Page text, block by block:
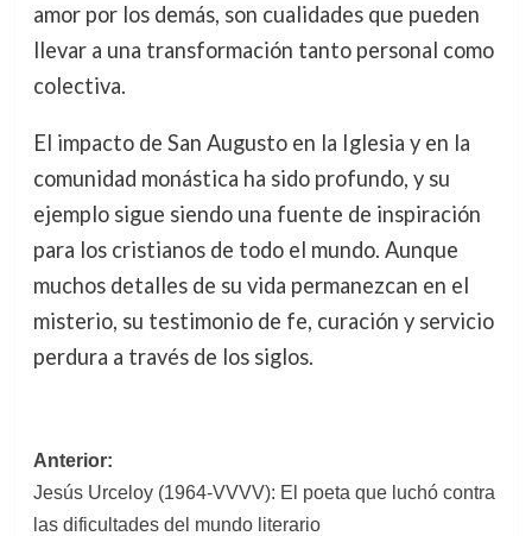
amor por los demás, son cualidades que pueden
llevar a una transformación tanto personal como
colectiva.
El impacto de San Augusto en la Iglesia y en la
comunidad monástica ha sido profundo, y su
ejemplo sigue siendo una fuente de inspiración
para los cristianos de todo el mundo. Aunque
muchos detalles de su vida permanezcan en el
misterio, su testimonio de fe, curación y servicio
perdura a través de los siglos.
Navegación
de
Anterior:
Jesús Urceloy (1964-VVVV): El poeta que luchó contra
las dificultades del mundo literario